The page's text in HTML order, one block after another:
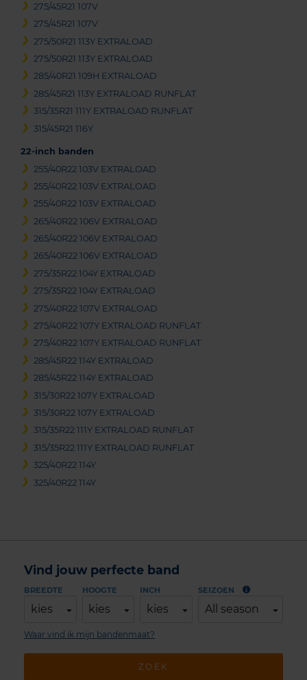
275/45R21 107V
275/45R21 107V
275/50R21 113Y EXTRALOAD
275/50R21 113Y EXTRALOAD
285/40R21 109H EXTRALOAD
285/45R21 113Y EXTRALOAD RUNFLAT
315/35R21 111Y EXTRALOAD RUNFLAT
315/45R21 116Y
22-inch banden
255/40R22 103V EXTRALOAD
255/40R22 103V EXTRALOAD
255/40R22 103V EXTRALOAD
265/40R22 106V EXTRALOAD
265/40R22 106V EXTRALOAD
265/40R22 106V EXTRALOAD
275/35R22 104Y EXTRALOAD
275/35R22 104Y EXTRALOAD
275/40R22 107V EXTRALOAD
275/40R22 107Y EXTRALOAD RUNFLAT
275/40R22 107Y EXTRALOAD RUNFLAT
285/45R22 114Y EXTRALOAD
285/45R22 114Y EXTRALOAD
315/30R22 107Y EXTRALOAD
315/30R22 107Y EXTRALOAD
315/35R22 111Y EXTRALOAD RUNFLAT
315/35R22 111Y EXTRALOAD RUNFLAT
325/40R22 114Y
325/40R22 114Y
Vind jouw perfecte band
BREEDTE
kies
HOOGTE
kies
INCH
kies
SEIZOEN
All season
ZOEK
Waar vind ik mijn bandenmaat?